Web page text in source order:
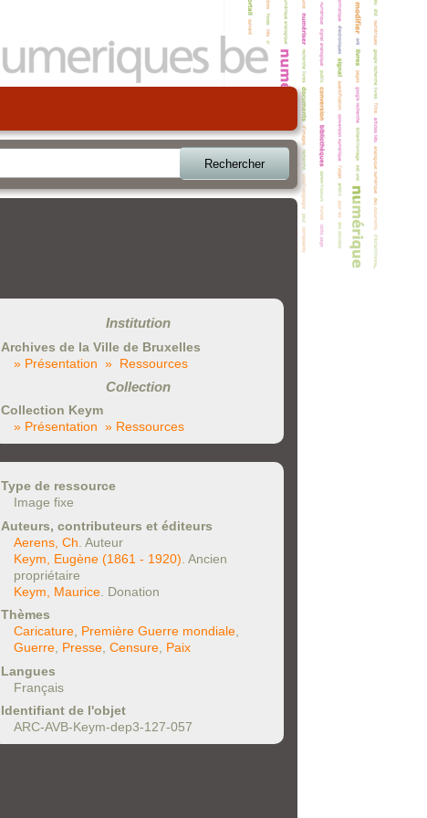
Rechercher
Institution
Archives de la Ville de Bruxelles
» Présentation » Ressources
Collection
Collection Keym
» Présentation » Ressources
Type de ressource
Image fixe
Auteurs, contributeurs et éditeurs
Aerens, Ch . Auteur
Keym, Eugène (1861 - 1920) . Ancien
propriétaire
Keym, Maurice . Donation
Thèmes
Caricature, Première Guerre mondiale,
Guerre, Presse, Censure, Paix
Langues
Français
Identifiant de l'objet
ARC-AVB-Keym-dep3-127-057